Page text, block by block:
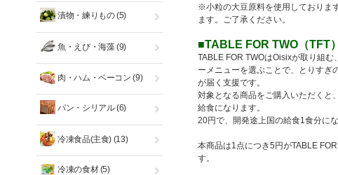
※小粒の大豆原料を使用しておりま
ます。ご了承ください。
■TABLE FOR TWO（TFT
TABLE FOR TWOはOisixが取り組
ーメニューを選ぶことで、とりすぎ
が届く支援です。
対象となる商品をご購入いただくと
給食になります。
20円で、開発途上国の給食1食分にな
本商品は1点につき5円がTABLE
す。
漬物・練りもの(5)
魚・えび・海藻(9)
肉・ハム・ベーコン (9)
パン・シリアル(6)
冷凍食品(主食) (13)
冷凍の食材(5)